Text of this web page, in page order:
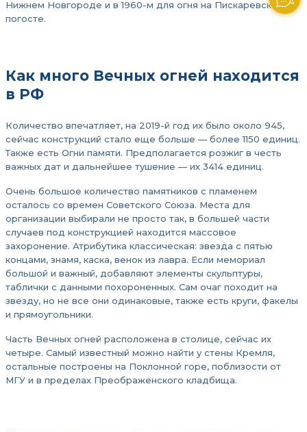
Нижнем Новгороде и в 1960-м для огня на Пискаревском
погосте.
Как много Вечных огней находится
в РФ
Количество впечатляет, на 2019-й год их было около 945,
сейчас конструкций стало еще больше — более 1150 единиц.
Также есть Огни памяти. Предполагается розжиг в честь
важных дат и дальнейшее тушение — их 3414 единиц.
Очень большое количество памятников с пламенем
осталось со времен Советского Союза. Места для
организации выбирали не просто так, в большей части
случаев под конструкцией находится массовое
захоронение. Атрибутика классическая: звезда с пятью
концами, знамя, каска, венок из лавра. Если мемориал
большой и важный, добавляют элементы скульптуры,
таблички с данными похороненных. Сам очаг походит на
звезду, но не все они одинаковые, также есть круги, факелы
и прямоугольники.
Часть Вечных огней расположена в столице, сейчас их
четыре. Самый известный можно найти у стены Кремля,
остальные построены на Поклонной горе, поблизости от
МГУ и в пределах Преображенского кладбища.